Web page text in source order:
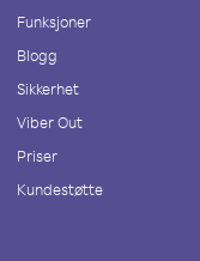
Funksjoner
Blogg
Sikkerhet
Viber Out
Priser
Kundestøtte